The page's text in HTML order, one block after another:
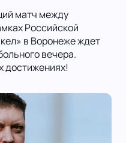
матч между
Российской
в Воронеже ждет
вечера.
достижениях!